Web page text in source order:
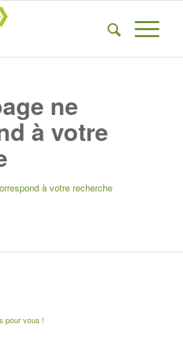
ne
à votre
à votre recherche
pour vous !